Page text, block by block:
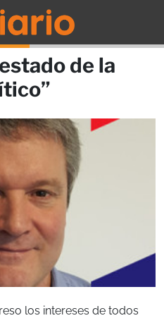
de la
los intereses de todos